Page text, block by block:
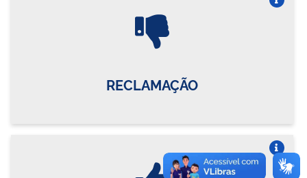
RECLAMAÇÃO
Vire o card